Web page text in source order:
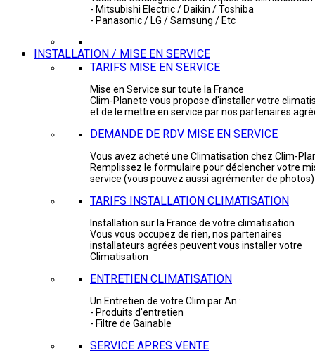
- Mitsubishi Electric / Daikin / Toshiba
- Panasonic / LG / Samsung / Etc
INSTALLATION / MISE EN SERVICE
TARIFS MISE EN SERVICE
Mise en Service sur toute la France
Clim-Planete vous propose d'installer votre
et de le mettre en service par nos partenaires
DEMANDE DE RDV MISE EN SERVICE
Vous avez acheté une Climatisation chez Clim-
Remplissez le formulaire pour déclencher votre
service (vous pouvez aussi agrémenter de photos)
TARIFS INSTALLATION CLIMATISATION
Installation sur la France de votre climatisation
Vous vous occupez de rien, nos partenaires
installateurs agrées peuvent vous installer votre
Climatisation
ENTRETIEN CLIMATISATION
Un Entretien de votre Clim par An :
- Produits d'entretien
- Filtre de Gainable
SERVICE APRES VENTE